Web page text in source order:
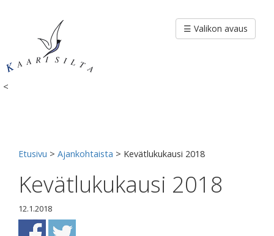
<
☰ Valikon avaus
Etusivu > Ajankohtaista > Kevätlukukausi 2018
Kevätlukukausi 2018
12.1.2018